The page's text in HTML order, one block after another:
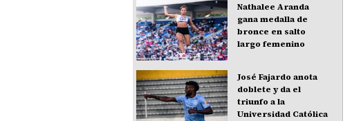
Nathalee Aranda
gana medalla de
bronce en salto
largo femenino
José Fajardo anota
doblete y da el
triunfo a la
Universidad Católica